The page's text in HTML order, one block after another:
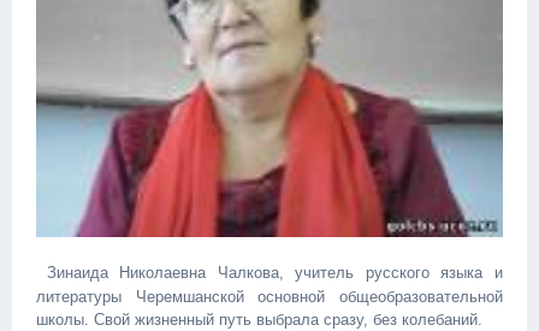
Зинаида Николаевна Чалкова, учитель русского языка и
литературы Черемшанской основной общеобразовательной
школы. Свой жизненный путь выбрала сразу, без колебаний.